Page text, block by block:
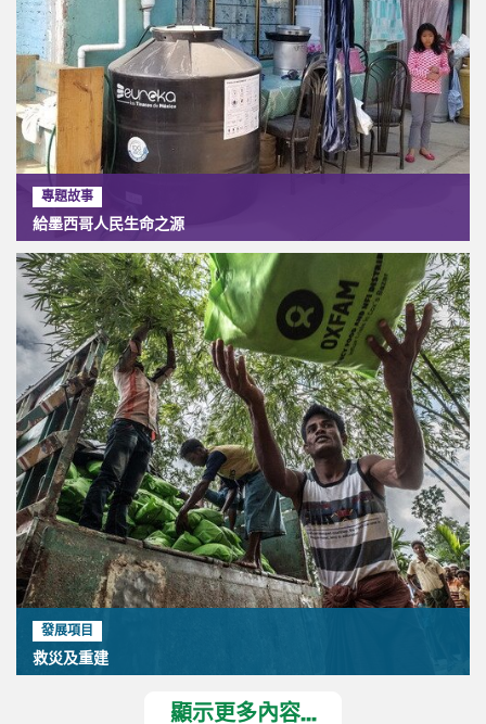
專題故事
給墨西哥人民生命之源
發展項目
救災及重建
顯示更多內容...